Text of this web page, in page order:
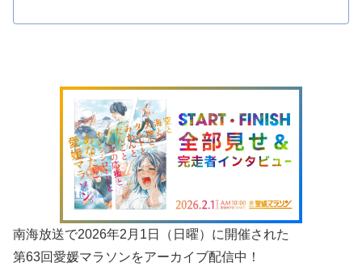
南海放送で2026年2月1日（日曜）に開催された
第63回愛媛マラソンをアーカイブ配信中！